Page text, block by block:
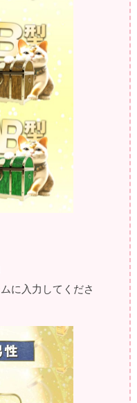
に入力してくださ